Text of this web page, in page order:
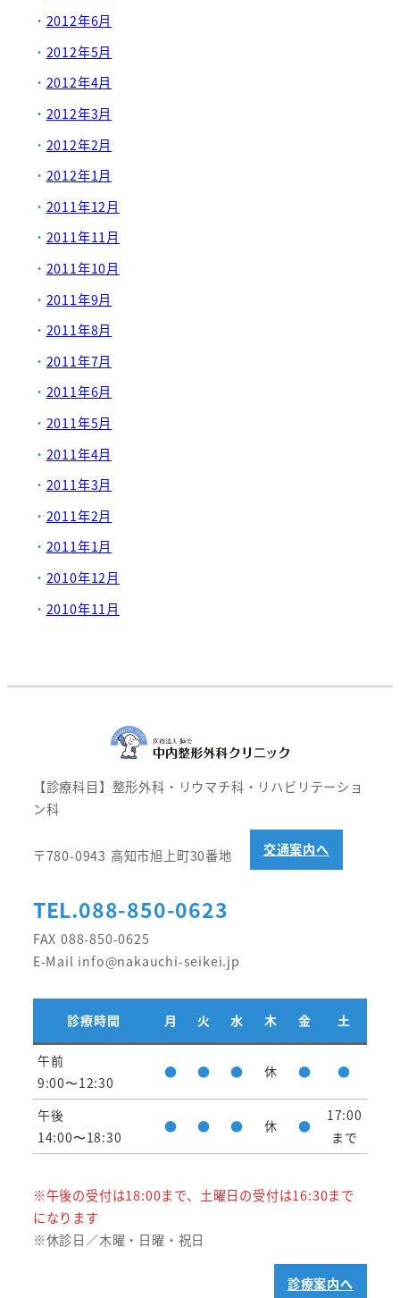
2012年6月
2012年5月
2012年4月
2012年3月
2012年2月
2012年1月
2011年12月
2011年11月
2011年10月
2011年9月
2011年8月
2011年7月
2011年6月
2011年5月
2011年4月
2011年3月
2011年2月
2011年1月
2010年12月
2010年11月
【診療科目】整形外科・リウマチ科・リハビリテーショ
ン科
〒780-0943 高知市旭上町30番地 交通案内へ
TEL.088-850-0623
FAX 088-850-0625
E-Mail info@nakauchi-seikei.jp
診療時間 月 火 水 木 金 土
午前
9:00〜12:30
● ● ● 休 ● ●
午後
14:00〜18:30
● ● ● 休 ●
17:00
まで
※午後の受付は18:00まで、土曜日の受付は16:30まで
になります
※休診日／木曜・日曜・祝日
診療案内へ